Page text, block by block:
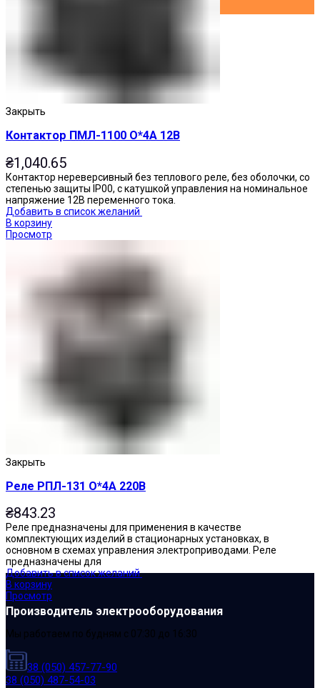
Закрыть
Контактор ПМЛ-1100 О*4А 12В
₴1,040.65
Контактор нереверсивный без теплового реле, без оболочки, со
степенью защиты IP00, с катушкой управления на номинальное
напряжение 12В переменного тока.
Добавить в список желаний
В корзину
Просмотр
Закрыть
Реле РПЛ-131 О*4А 220В
₴843.23
Реле предназначены для применения в качестве
комплектующих изделий в стационарных установках, в
основном в схемах управления электроприводами. Реле
предназначены для
Добавить в список желаний
В корзину
Просмотр
Производитель электрооборудования
Мы работаем по будням с 07:30 до 16:30
38 (050) 457-77-90
38 (050) 487-54-03